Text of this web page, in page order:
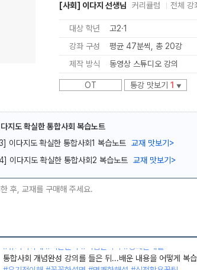
[사회] 이다지 선생님 커리큘럼 전체 강
대상 학년 고2·1
강좌 구성
평균 47분씩, 총 20강
제작 방식
동영상 스튜디오 강의
OT 통강 맛보기 1 ▼
지도 확실한 통합사회 복습노트
이다지도 확실한 통합사회1 복습노트 교재 맛보기 >
이다지도 확실한 통합사회2 복습노트 교재 맛보기 >
후, 교재를 구매해 주세요.
통합사회 개념완성 강의를 들은 뒤...배운 내용을 어떻게 복
#유기적이해 #꼼꼼한설명 #명쾌한해설 #실전활용꿀팁